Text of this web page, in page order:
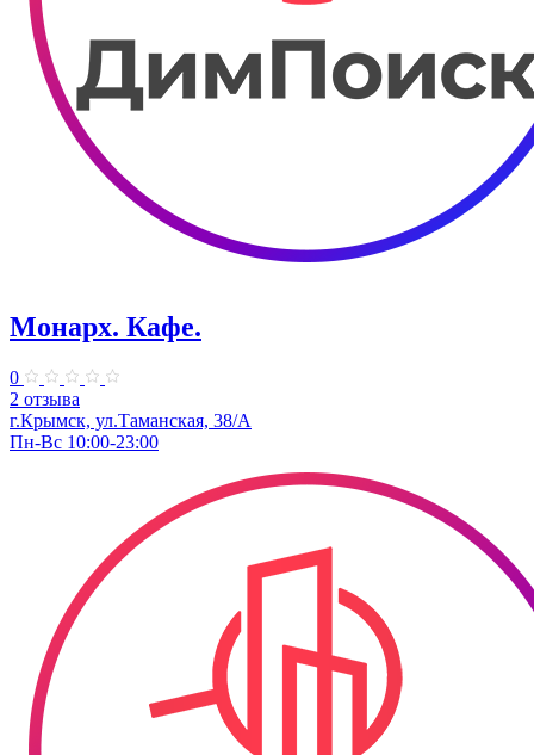
Монарх. Кафе.
0
2 отзыва
г.Крымск, ул.Таманская, 38/А
Пн-Вс 10:00-23:00